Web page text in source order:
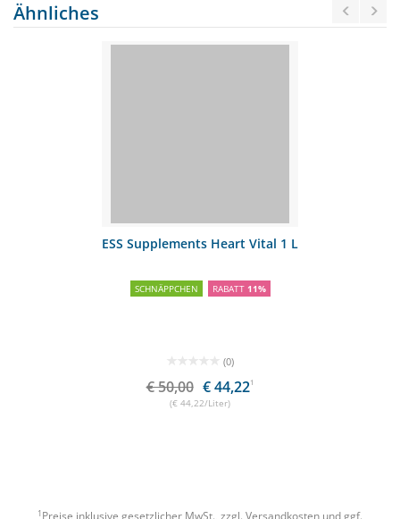
Ähnliches
ESS Supplements Heart Vital 1 L
SCHNÄPPCHEN RABATT 11%
(0)
€ 50,00 € 44,221
(€ 44,22/Liter)
1 Preise inklusive gesetzlicher MwSt., zzgl. Versandkosten und ggf.